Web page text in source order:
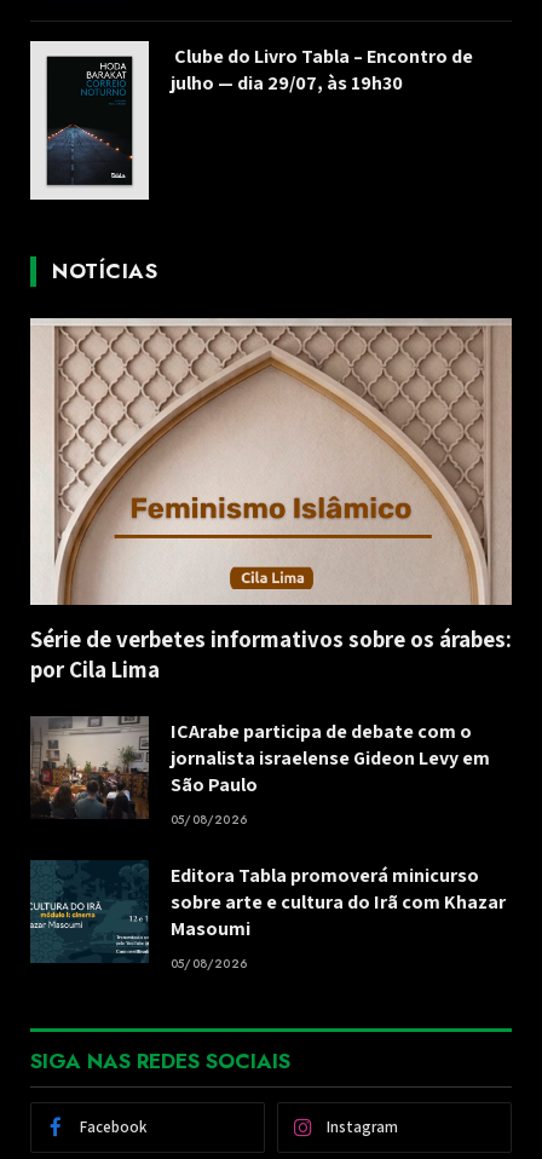
Clube do Livro Tabla – Encontro de
julho — dia 29/07, às 19h30
NOTÍCIAS
Série de verbetes informativos sobre os árabes:
por Cila Lima
ICArabe participa de debate com o
jornalista israelense Gideon Levy em
São Paulo
05/08/2026
Editora Tabla promoverá minicurso
sobre arte e cultura do Irã com Khazar
Masoumi
05/08/2026
SIGA NAS REDES SOCIAIS
Facebook Instagram